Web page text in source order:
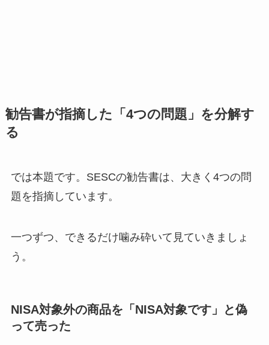
勧告書が指摘した「4つの問題」を分解す
る
では本題です。SESCの勧告書は、大きく4つの問
題を指摘しています。
一つずつ、できるだけ噛み砕いて見ていきましょ
う。
NISA対象外の商品を「NISA対象です」と偽
って売った